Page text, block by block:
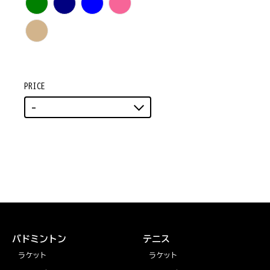
PRICE
-
バドミントン
ラケット
テニス
ラケット